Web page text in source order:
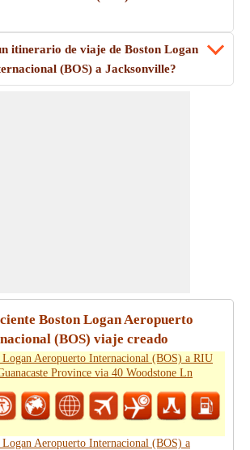
itinerario de viaje de Boston Logan
(BOS) a Jacksonville?
Boston Logan Aeropuerto
(BOS) viaje creado
Logan Aeropuerto Internacional (BOS) a RIU
Province via 40 Woodstone Ln
Logan Aeropuerto Internacional (BOS) a